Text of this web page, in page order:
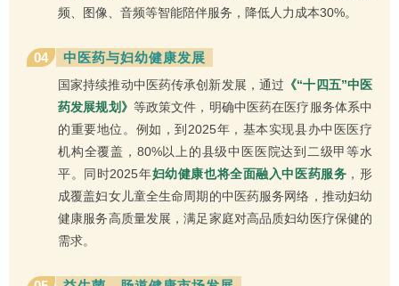
频、图像、音频等智能陪伴服务，降低人力成本30%。
04 中医药与妇幼健康发展
国家持续推动中医药传承创新发展，通过 《“十四五”中医
药发展规划》 等政策文件，明确中医药在医疗服务体系中
的重要地位。例如，到2025年，基本实现县办中医医疗
机构全覆盖，80%以上的县级中医医院达到二级甲等水
平。同时2025年妇幼健康也将全面融入中医药服务 ，形
成覆盖妇女儿童全生命周期的中医药服务网络，推动妇幼
健康服务高质量发展，满足家庭对高品质妇幼医疗保健的
需求。